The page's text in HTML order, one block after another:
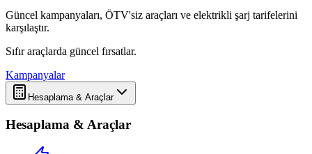
Güncel kampanyaları, ÖTV'siz araçları ve elektrikli şarj tarifelerini
karşılaştır.
Sıfır araçlarda güncel fırsatlar.
Kampanyalar
Hesaplama & Araçlar
Hesaplama & Araçlar